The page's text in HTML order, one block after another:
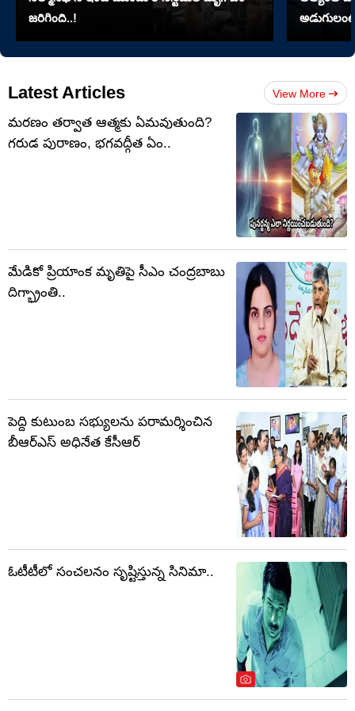
జరిగింది..!
Latest Articles View More
మరణం తర్వాత ఆత్మకు ఏమవుతుంది?
గరుడ పురాణం, భగవద్గీత ఏం..
మేడికో ప్రియాంక మృతిపై సీఎం చంద్రబాబు
దిగ్భ్రాంతి..
పెద్ది కుటుంబ సభ్యులను పరామర్శించిన
బీఆర్ఎస్ అధినేత కేసీఆర్
ఓటీటీలో సంచలనం సృష్టిస్తున్న సినిమా..